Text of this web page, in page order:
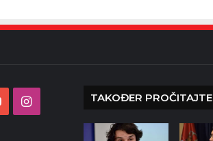
YouTubeInstagram TAKOĐER PROČITAJTE